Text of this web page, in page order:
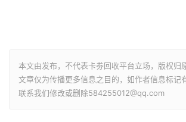
本文由发布，不代表卡劵回收平台立场，版权归
文章仅为传播更多信息之目的，如作者信息标记
联系我们修改或删除584255012@qq.com